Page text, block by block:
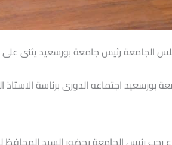
الجامعة رئيس جامعة بورسعيد يثنى
اجتماعه الدورى برئاسة